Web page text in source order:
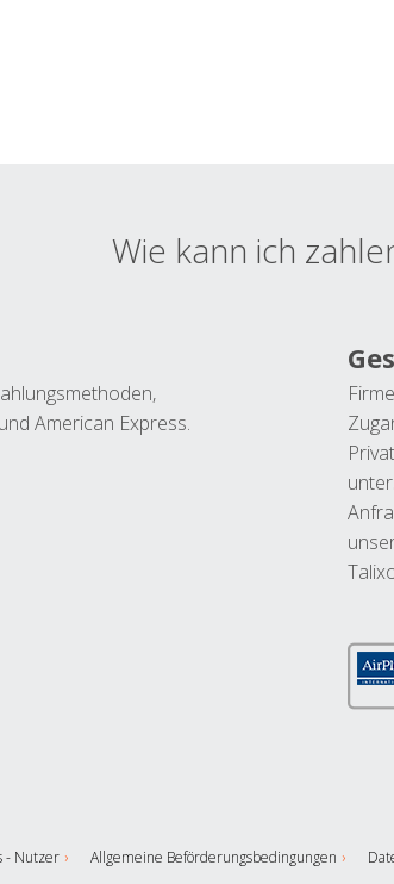
Wie kann ich
American Express.
- Nutzer Allgemeine Beförderungsbedingungen